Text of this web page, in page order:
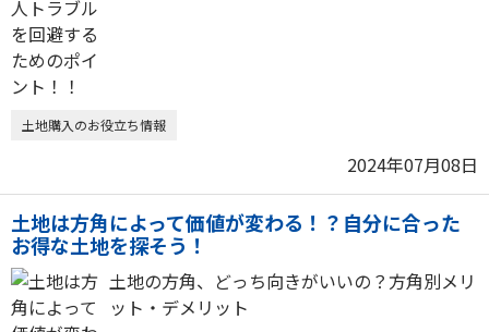
土地購入のお役立ち情報
2024年07月08日
土地は方角によって価値が変わる！？自分に合った
お得な土地を探そう！
土地の方角、どっち向きがいいの？方角別メリ
ット・デメリット